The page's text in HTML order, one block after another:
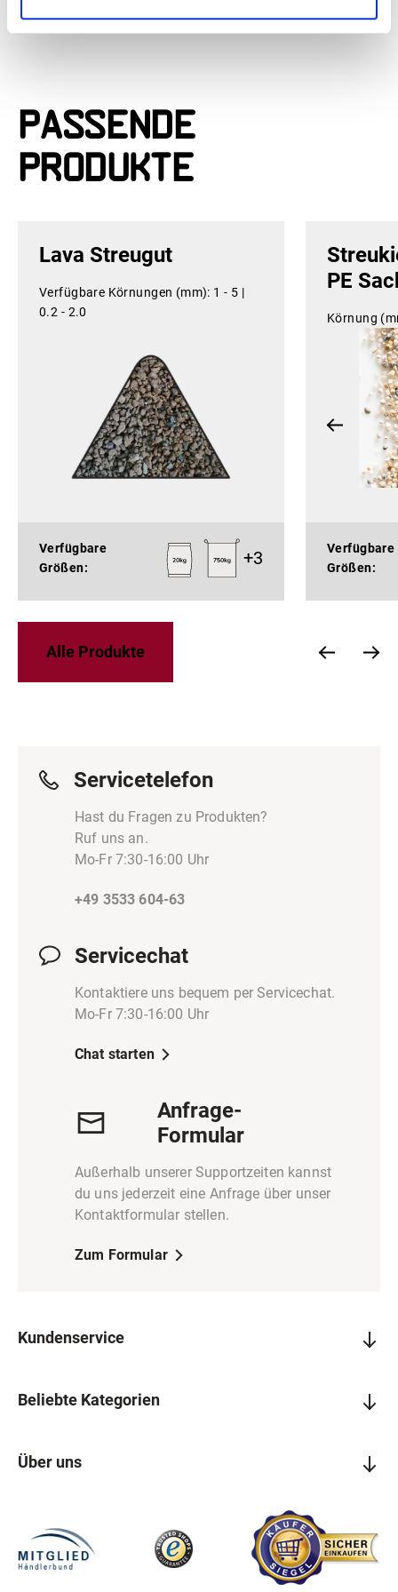
Passende
Produkte
Lava Streugut
Verfügbare Körnungen (mm): 1 - 5 |
0.2 - 2.0
Verfügbare
Größen:
+3
PE
Körnung
Verfügbare
Größen:
Alle Produkte
Servicetelefon
Hast du Fragen zu Produkten?
Ruf uns an.
Mo-Fr 7:30-16:00 Uhr
+49 3533 604-63
Servicechat
Kontaktiere uns bequem per Servicechat.
Mo-Fr 7:30-16:00 Uhr
Chat starten
Anfrage-
Formular
Außerhalb unserer Supportzeiten kannst
du uns jederzeit eine Anfrage über unser
Kontaktformular stellen.
Zum Formular
Kundenservice
Beliebte Kategorien
Über uns